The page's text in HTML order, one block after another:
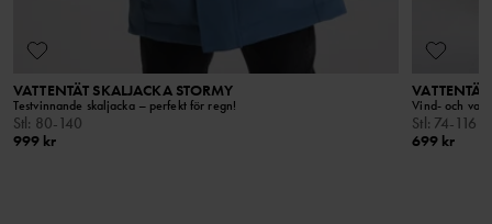
VATTENTÄT SKALJACKA STORMY
Testvinnande skaljacka – perfekt för regn!
Stl : 80-140
999 kr
Vind- och
Stl : 74-116
699 kr